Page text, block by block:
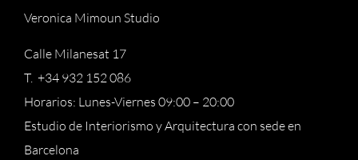
Veronica Mimoun Studio
Calle Milanesat 17
T. +34 932 152 086
Horarios: Lunes-Viernes 09:00 – 20:00
Estudio de Interiorismo y Arquitectura con sede en
Barcelona